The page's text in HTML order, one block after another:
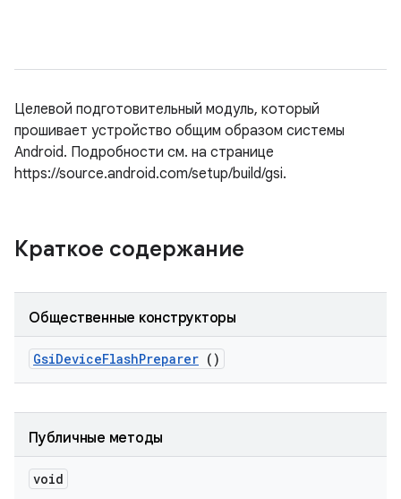
Целевой подготовительный модуль, который
прошивает устройство общим образом системы
Android. Подробности см. на странице
https://source.android.com/setup/build/gsi.
Краткое содержание
Общественные конструкторы
GsiDeviceFlashPreparer ()
Публичные методы
void